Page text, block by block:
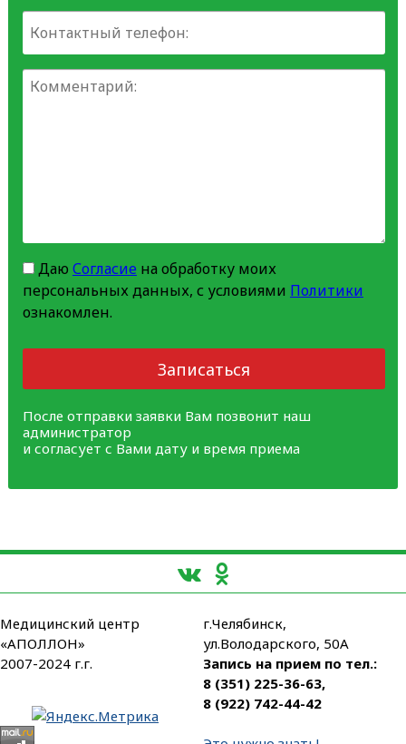
Даю Согласиена обработку моих
персональных данных, с условиями Политики
ознакомлен.
Записаться
После отправки заявки Вам позвонит наш
администратор
и согласует с Вами дату и время приема
Медицинский центр
«АПОЛЛОН»
2007-2024 г.г.
г.Челябинск,
ул.Володарского, 50А
Запись на прием по тел.:
8 (351) 225-36-63,
8 (922) 742-44-42